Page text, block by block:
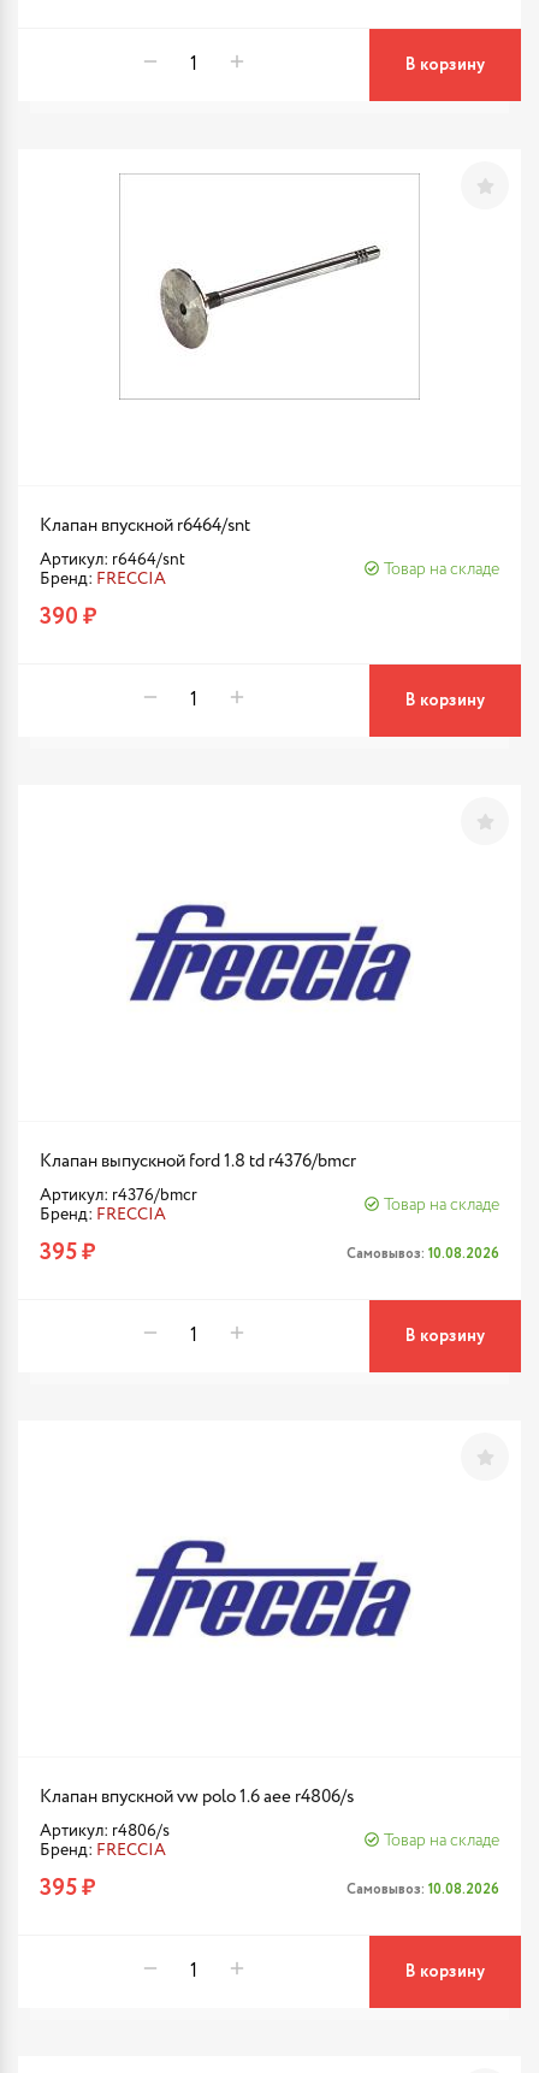
В корзину
Клапан впускной r6464/snt
Артикул: r6464/snt
Бренд: FRECCIA
Товар на складе
390 ₽
В корзину
Клапан выпускной ford 1.8 td r4376/bmcr
Артикул: r4376/bmcr
Бренд: FRECCIA
Товар на складе
395 ₽ Самовывоз: 10.08.2026
В корзину
Клапан впускной vw polo 1.6 aee r4806/s
Артикул: r4806/s
Бренд: FRECCIA
Товар на складе
395 ₽ Самовывоз: 10.08.2026
В корзину